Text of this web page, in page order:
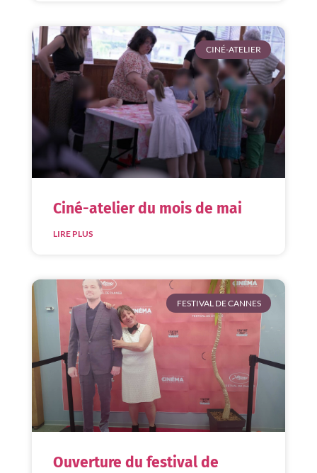
CINÉ-ATELIER
Ciné-atelier du mois de mai
LIRE PLUS
FESTIVAL DE CANNES
Ouverture du festival de